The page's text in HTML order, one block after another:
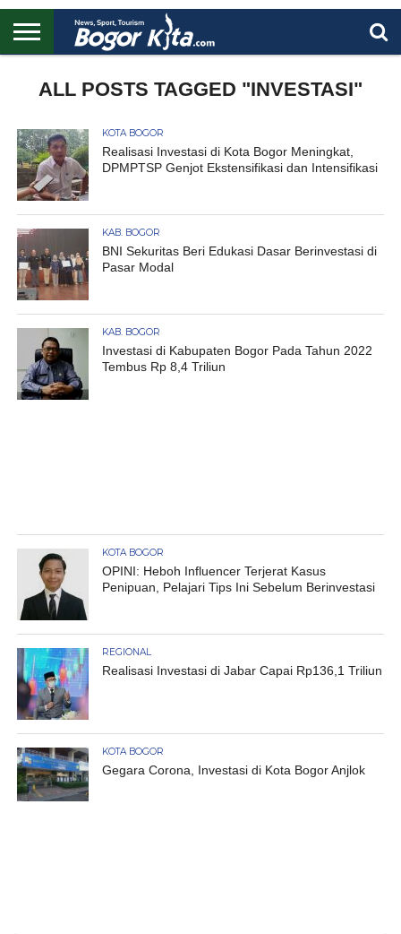
UTAMA
ALL POSTS TAGGED "INVESTASI"
KOTA BOGOR
Realisasi Investasi di Kota Bogor Meningkat,
DPMPTSP Genjot Ekstensifikasi dan Intensifikasi
KAB. BOGOR
BNI Sekuritas Beri Edukasi Dasar Berinvestasi di
Pasar Modal
KAB. BOGOR
Investasi di Kabupaten Bogor Pada Tahun 2022
Tembus Rp 8,4 Triliun
KOTA BOGOR
OPINI: Heboh Influencer Terjerat Kasus
Penipuan, Pelajari Tips Ini Sebelum Berinvestasi
REGIONAL
Realisasi Investasi di Jabar Capai Rp136,1 Triliun
KOTA BOGOR
Gegara Corona, Investasi di Kota Bogor Anjlok